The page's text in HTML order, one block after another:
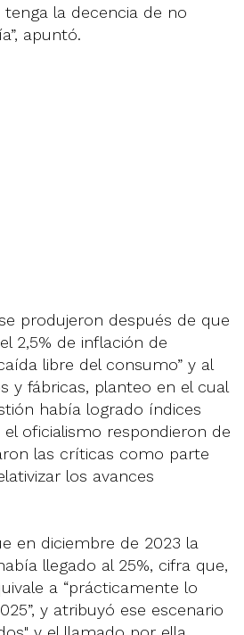
tenga la decencia de no
apuntó.
produjeron después de que
2,5% de inflación de
libre del consumo” y al
y fábricas, planteo en el cual
había logrado índices
el oficialismo respondieron de
las críticas como parte
los avances
en diciembre de 2023 la
llegado al 25%, cifra que,
a “prácticamente lo
y atribuyó ese escenario